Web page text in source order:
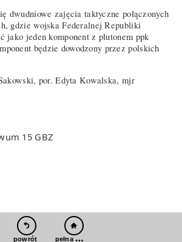
dwudniowe zajęcia taktyczne połączonych
gdzie wojska Federalnej Republiki
jako jeden komponent z plutonem ppk
będzie dowodzony przez polskich
por. Edyta Kowalska, mjr
15 GBZ
powrót pełna wersja